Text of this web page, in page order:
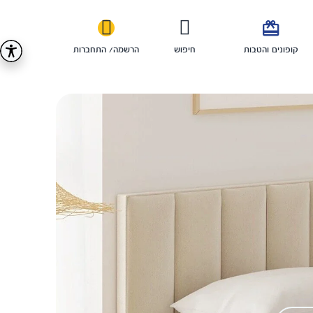

קופונים והטבות חיפוש הרשמה/ התחברות